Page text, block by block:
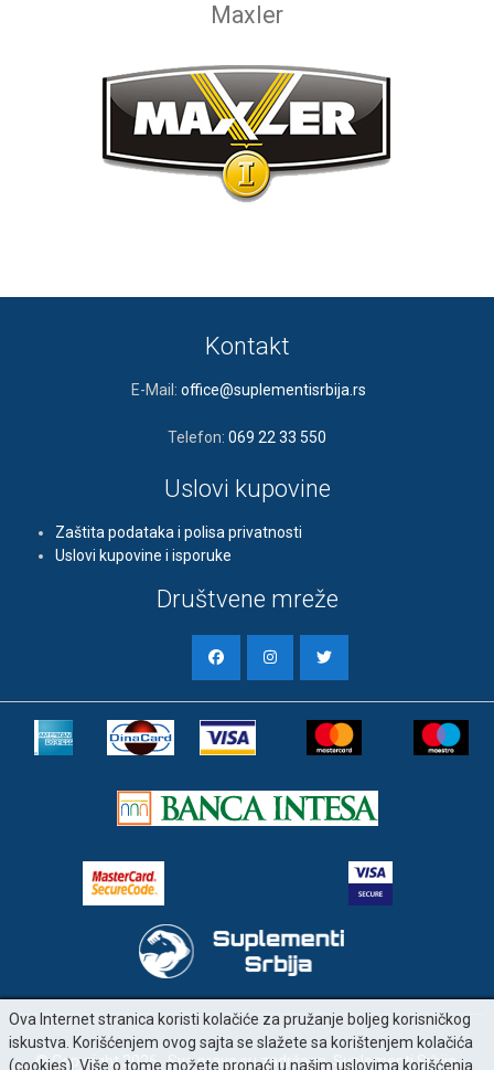
Maxler
Kontakt
E-Mail: office@suplementisrbija.rs
Telefon: 069 22 33 550
Uslovi kupovine
Zaštita podataka i polisa privatnosti
Uslovi kupovine i isporuke
Društvene mreže
© Copyright 2026 . Sva prava su zadržana. Suplementi Srbija.
Ova Internet stranica koristi kolačiće za pružanje boljeg korisničkog
iskustva. Korišćenjem ovog sajta se slažete sa korištenjem kolačića
(cookies). Više o tome možete pronaći u našim uslovima korišćenja.